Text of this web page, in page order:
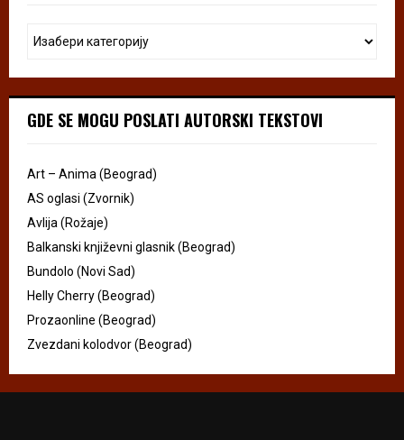
GDE SE MOGU POSLATI AUTORSKI TEKSTOVI
Art – Anima (Beograd)
AS oglasi (Zvornik)
Avlija (Rožaje)
Balkanski književni glasnik (Beograd)
Bundolo (Novi Sad)
Helly Cherry (Beograd)
Prozaonline (Beograd)
Zvezdani kolodvor (Beograd)